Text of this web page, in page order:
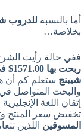
أما بالنسبة للدروب
بخلاصة…
ففي حالة رأيت
شيبنج ستعلم كم أن
والبحث المتواصل في
إتقان اللغة
تخفيض سعر المنتج
المسوقين اللذين